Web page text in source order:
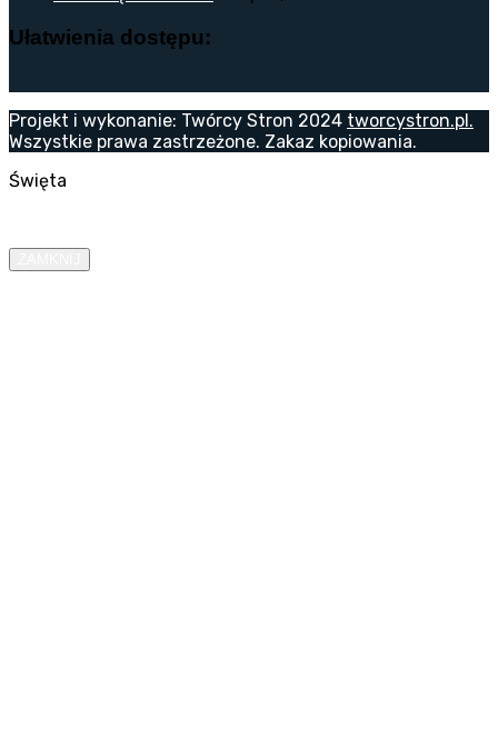
Ułatwienia dostępu:
Projekt i wykonanie: Twórcy Stron 2024 tworcystron.pl.
Wszystkie prawa zastrzeżone. Zakaz kopiowania.
Święta